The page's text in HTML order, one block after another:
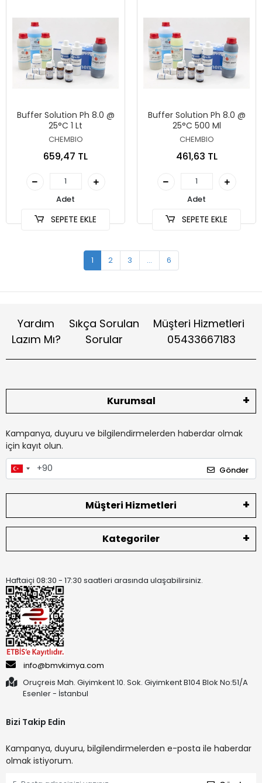
Buffer Solution Ph 8.0 @
25°C 1 Lt
CHEMBIO
659,47 TL
Adet
SEPETE EKLE
Buffer Solution Ph 8.0 @
25°C 500 Ml
CHEMBIO
461,63 TL
Adet
SEPETE EKLE
1 2 3 ... 6
Yardım
Lazım Mı?
Sıkça Sorulan
Sorular
Müşteri Hizmetleri
05433667183
Kurumsal
Kampanya, duyuru ve bilgilendirmelerden haberdar olmak
için kayıt olun.
Gönder
Müşteri Hizmetleri
Kategoriler
Haftaiçi 08:30 - 17:30 saatleri arasında ulaşabilirsiniz.
info@bmvkimya.com
Oruçreis Mah. Giyimkent 10. Sok. Giyimkent B104 Blok No:51/A
Esenler - İstanbul
Bizi Takip Edin
Kampanya, duyuru, bilgilendirmelerden e-posta ile haberdar
olmak istiyorum.